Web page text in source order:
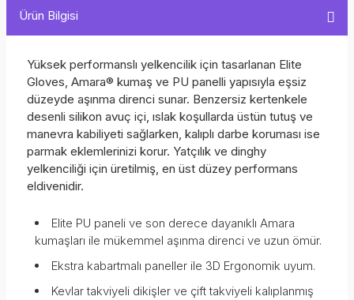
Ürün Bilgisi
Yüksek performanslı yelkencilik için tasarlanan Elite
Gloves, Amara® kumaş ve PU panelli yapısıyla eşsiz
düzeyde aşınma direnci sunar. Benzersiz kertenkele
desenli silikon avuç içi, ıslak koşullarda üstün tutuş ve
manevra kabiliyeti sağlarken, kalıplı darbe koruması ise
parmak eklemlerinizi korur. Yatçılık ve dinghy
yelkenciliği için üretilmiş, en üst düzey performans
eldivenidir.
Elite PU paneli ve son derece dayanıklı Amara
kumaşları ile mükemmel aşınma direnci ve uzun ömür.
Ekstra kabartmalı paneller ile 3D Ergonomik uyum.
Kevlar takviyeli dikişler ve çift takviyeli kalıplanmış